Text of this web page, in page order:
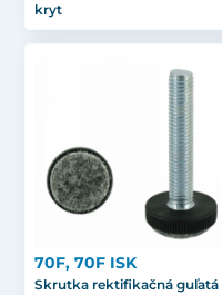
kryt
70F, 70F ISK
Skrutka rektifikačná guľatá